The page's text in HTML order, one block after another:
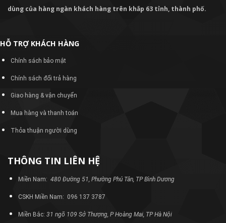
dùng của hàng ngàn khách hàng trên khắp 63 tỉnh, thành phố.
HỖ TRỢ KHÁCH HÀNG
Chính sách bảo mật
Chính sách đổi trả hàng
Giao hàng & vận chuyển
Mua hàng và thanh toán
Thỏa thuận người dùng
THÔNG TIN LIÊN HỆ
Miền Nam: 480 Đường 51, Phường Phú Tân, TP Bình Dương
CSKH Miền Nam: 096 137 3787
Miền Bắc: 31 ngõ 109 Sở Thượng, P Hoàng Mai, TP Hà Nội